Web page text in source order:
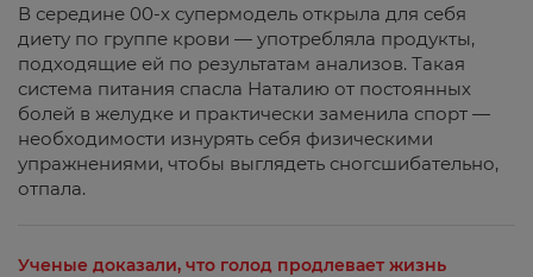
В середине 00-х супермодель открыла для себя
диету по группе крови — употребляла продукты,
подходящие ей по результатам анализов. Такая
система питания спасла Наталию от постоянных
болей в желудке и практически заменила спорт —
необходимости изнурять себя физическими
упражнениями, чтобы выглядеть сногсшибательно,
отпала.
Ученые доказали, что голод продлевает жизнь